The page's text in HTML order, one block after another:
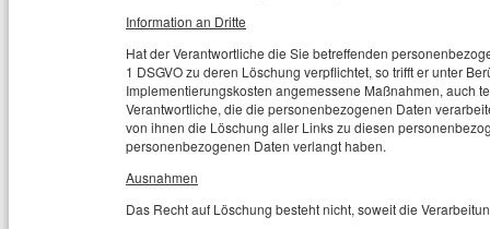
Information an Dritte
Hat der Verantwortliche die Sie betreffenden
1 DSGVO zu deren Löschung verpflichtet, so trifft er unter
Implementierungskosten angemessene Maßnahmen, auch
Verantwortliche, die die personenbezogenen Daten
von ihnen die Löschung aller Links zu diesen
personenbezogenen Daten verlangt haben.
Ausnahmen
Das Recht auf Löschung besteht nicht, soweit die